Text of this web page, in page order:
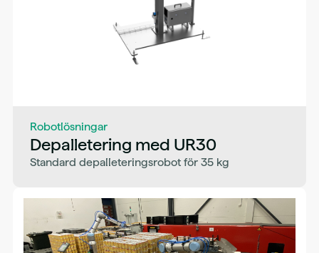
Märkning och spårning
Sporing og verifikasjon
Software-løsninger
Programvarulösningar och digitalisering
Robotlösningar
Robotlösningar
Depalletering med UR30
Standard depalleteringsrobot för 35 kg